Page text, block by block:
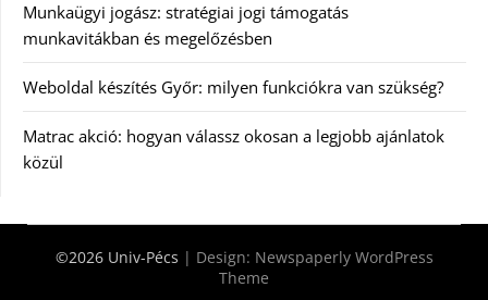
Munkaügyi jogász: stratégiai jogi támogatás
munkavitákban és megelőzésben
Weboldal készítés Győr: milyen funkciókra van szükség?
Matrac akció: hogyan válassz okosan a legjobb ajánlatok
közül
©2026 Univ-Pécs | Design: Newspaperly WordPress
Theme